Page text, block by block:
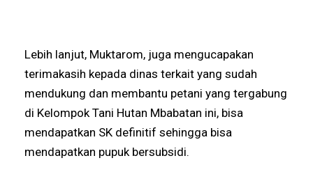
Lebih lanjut, Muktarom, juga mengucapakan
terimakasih kepada dinas terkait yang sudah
mendukung dan membantu petani yang tergabung
di Kelompok Tani Hutan Mbabatan ini, bisa
mendapatkan SK definitif sehingga bisa
mendapatkan pupuk bersubsidi.